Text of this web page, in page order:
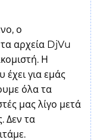
ο
αρχεία DjVu
Η
έχει για εμάς
όλα τα
μας λίγο μετά
Δεν τα